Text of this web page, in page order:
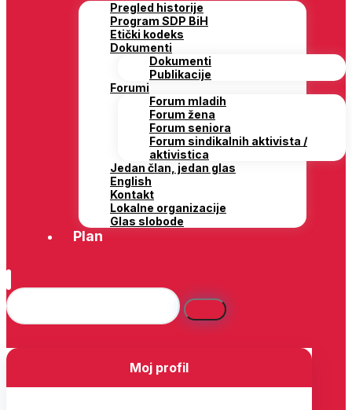
Pregled historije
Program SDP BiH
Etički kodeks
Dokumenti
Dokumenti
Publikacije
Forumi
Forum mladih
Forum žena
Forum seniora
Forum sindikalnih aktivista /
aktivistica
Jedan član, jedan glas
English
Kontakt
Lokalne organizacije
Glas slobode
Plan
Moj profil